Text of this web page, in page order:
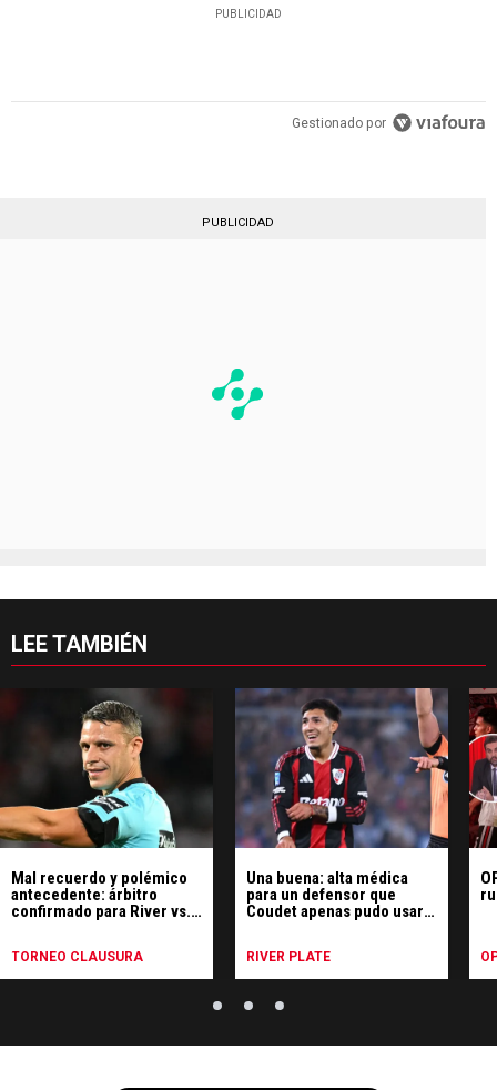
PUBLICIDAD
Gestionado por
PUBLICIDAD
LEE TAMBIÉN
Mal recuerdo y polémico
antecedente: árbitro
confirmado para River vs.
TORNEO CLAUSURA
Una buena: alta médica
para un defensor que
Coudet apenas pudo usar
RIVER PLATE